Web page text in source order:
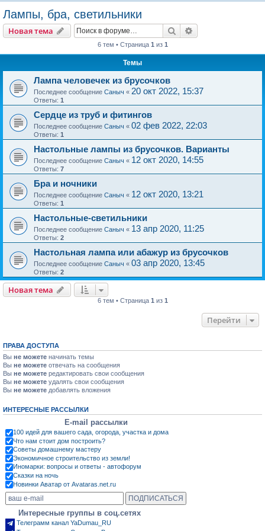
Лампы, бра, светильники
Новая тема Поиск
6 тем • Страница 1 из 1
Темы
Лампа человечек из брусочков
Последнее сообщение Саныч « 20 окт 2022, 15:37
Ответы: 1
Сердце из труб и фитингов
Последнее сообщение Саныч « 02 фев 2022, 22:03
Ответы: 1
Настольные лампы из брусочков. Варианты
Последнее сообщение Саныч « 12 окт 2020, 14:55
Ответы: 7
Бра и ночники
Последнее сообщение Саныч « 12 окт 2020, 13:21
Ответы: 1
Настольные-светильники
Последнее сообщение Саныч « 13 апр 2020, 11:25
Ответы: 2
Настольная лампа или абажур из брусочков
Последнее сообщение Саныч « 03 апр 2020, 13:45
Ответы: 2
Новая тема
6 тем • Страница 1 из 1
Перейти
ПРАВА ДОСТУПА
Вы не можете начинать темы
Вы не можете отвечать на сообщения
Вы не можете редактировать свои сообщения
Вы не можете удалять свои сообщения
Вы не можете добавлять вложения
ИНТЕРЕСНЫЕ РАССЫЛКИ
E-mail рассылки
100 идей для вашего сада, огорода, участка и дома
Что нам стоит дом построить?
Советы домашнему мастеру
Экономичное строительство из земли!
Иномарки: вопросы и ответы - автофорум
Сказки на ночь
Новинки Аватар от Avataras.net.ru
Интересные группы в соц.сетях
Телеграмм канал YaDumau_RU